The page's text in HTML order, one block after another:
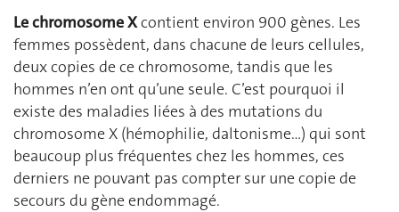
Le chromosome Xcontient environ 900 gènes. Les
femmes possèdent, dans chacune de leurs cellules,
deux copies de ce chromosome, tandis que les
hommes n’en ont qu’une seule. C’est pourquoi il
existe des maladies liées à des mutations du
chromosome X (hémophilie, daltonisme…) qui sont
beaucoup plus fréquentes chez les hommes, ces
derniers ne pouvant pas compter sur une copie de
secours du gène endommagé.